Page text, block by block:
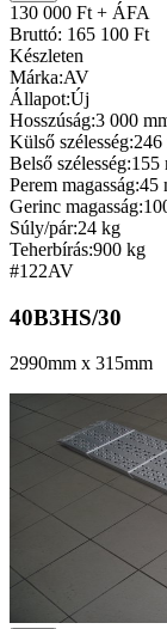
130 000 Ft + ÁFA
Bruttó: 165 100 Ft
Készleten
Márka:AV
Állapot:Új
Hosszúság:3 000
Külső szélesség:246
Belső szélesség:155
Perem magasság:45
Gerinc magasság:
Súly/pár:24 kg
Teherbírás:900 kg
#122AV
40B3HS/30
2990mm x 315mm